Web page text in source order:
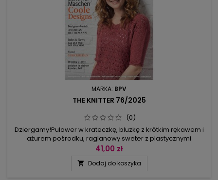
MARKA: BPV
THE KNITTER 76/2025
(0)
Dziergamy!Pulower w krateczkę, bluzkę z krótkim rękawem i
ażurem pośrodku, raglanowy sweter z plastycznymi
łańcuchami warkoczy z czarnymi środkami w ogniwach, a
biało-czarne szlaki, kolorową kamizelkę we wzór pawiego
41,00 zł
 Dodaj do koszyka